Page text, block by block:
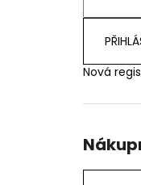
Nová